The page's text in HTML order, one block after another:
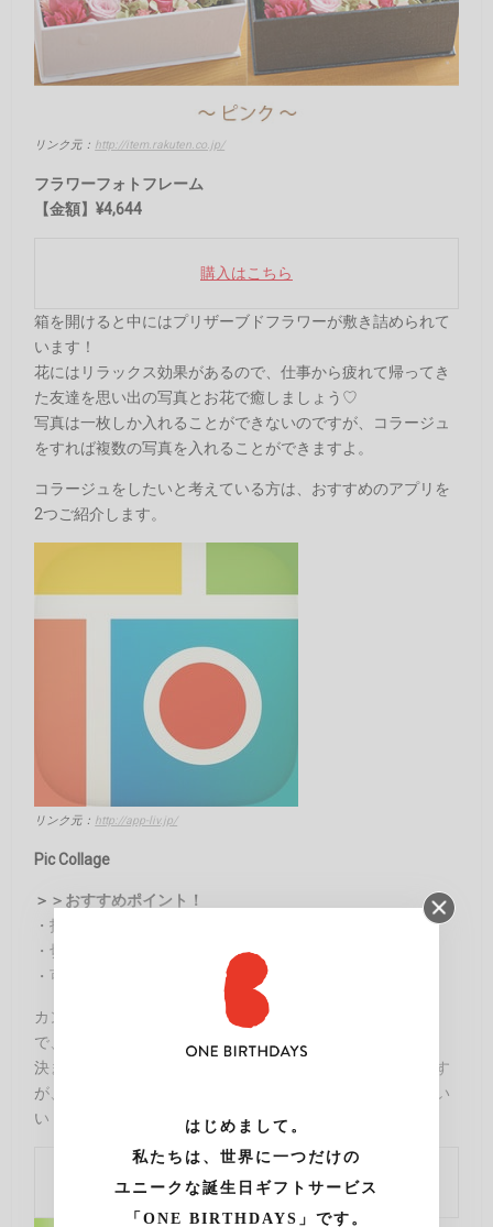
はじめまして。
私たちは、世界に一つだけの
ユニークな誕生日ギフトサービス
「ONE BIRTHDAYS」です。
リンク元： http://item.rakuten.co.jp/
フラワーフォトフレーム
【金額】¥4,644
購入はこちら
箱を開けると中にはプリザーブドフラワーが敷き詰められて
います！
花にはリラックス効果があるので、仕事から疲れて帰ってき
た友達を思い出の写真とお花で癒しましょう♡
写真は一枚しか入れることができないのですが、コラージュ
をすれば複数の写真を入れることができますよ。
コラージュをしたいと考えている方は、おすすめのアプリを
2つご紹介します。
リンク元： http://app-liv.jp/
Pic Collage
＞＞おすすめポイント！
・指先ひとつで写真を切り取ることができる。
・切り取った写真は何回でも貼り直すことができます。
・可愛いスタンプがいっぱい！
カンタンにおしゃれでかわいい写真を作ることができるの
で、不器用な人でも安心。
決まった場所に写真を当てはめるタイプのアプリが多いです
が、このアプリは自由に写真を配置することができるのがい
い！
ダウンロードはこちらから